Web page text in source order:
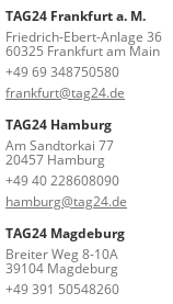
TAG24 Frankfurt a. M.
Friedrich-Ebert-Anlage 36
60325 Frankfurt am Main
+49 69 348750580
frankfurt@tag24.de
TAG24 Hamburg
Am Sandtorkai 77
20457 Hamburg
+49 40 228608090
hamburg@tag24.de
TAG24 Magdeburg
Breiter Weg 8-10A
39104 Magdeburg
+49 391 50548260